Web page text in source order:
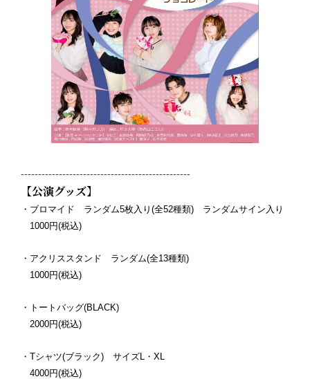
-------------------------------------------------
【公演グッズ】
・ブロマイド ランダム5枚入り(全52種類) ランダムサイン入り
1000円(税込)
・アクリススタンド ランダム(全13種類)
1000円(税込)
・トートバッグ(BLACK)
2000円(税込)
・Tシャツ(ブラック) サイズL・XL
4000円(税込)